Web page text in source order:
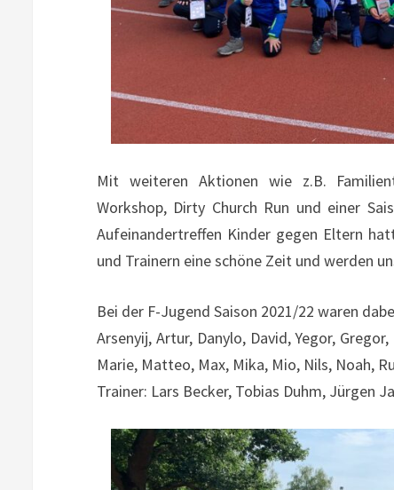
Mit weiteren Aktionen wie z.B.
Workshop, Dirty Church Run und einer
Aufeinandertreffen Kinder gegen Eltern
und Trainern eine schöne Zeit und werden
Bei der F-Jugend Saison 2021/22 waren
Arsenyij, Artur, Danylo, David, Yegor,
Marie, Matteo, Max, Mika, Mio, Nils, Noah,
Trainer: Lars Becker, Tobias Duhm, Jürgen